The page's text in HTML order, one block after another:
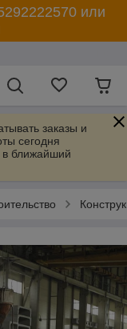
или
заказы и
сегодня
в ближайший